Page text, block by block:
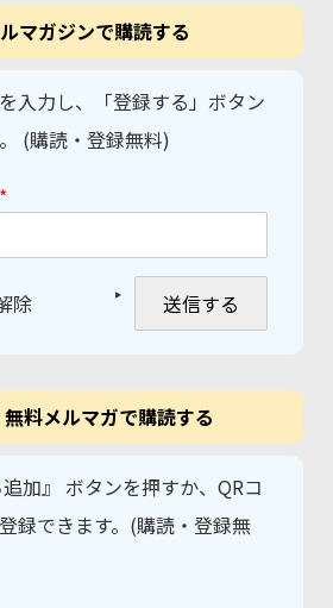
マガジンで購読する
入力し、「登録する」ボタン
(購読・登録無料)
*
除
料メルマガで購読する
加』 ボタンを押すか、QRコ
録できます。(購読・登録無